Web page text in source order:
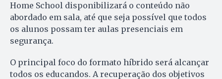
Home School disponibilizará o conteúdo não
abordado em sala, até que seja possível que todos
os alunos possam ter aulas presenciais em
segurança.
O principal foco do formato híbrido será alcançar
todos os educandos. A recuperação dos objetivos